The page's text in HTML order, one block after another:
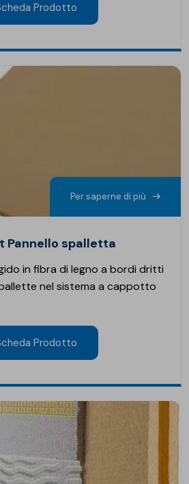
Prodotto
Per saperne di più
Pannello spalletta
in fibra di legno a bordi dritti
nel sistema a cappotto
Prodotto